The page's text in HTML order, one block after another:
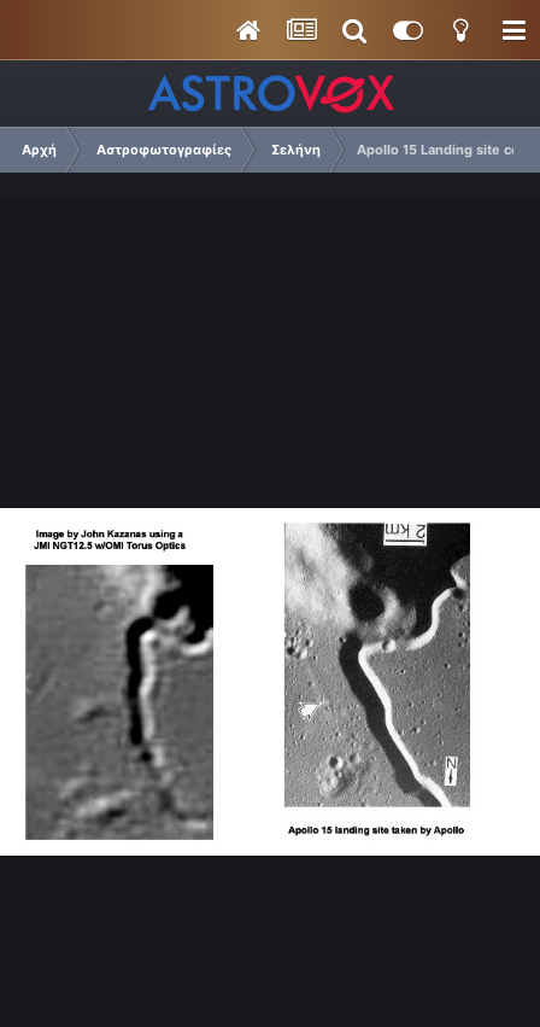
Αρχή Αστροφωτογραφίες Σελήνη Apollo 15 Landing site